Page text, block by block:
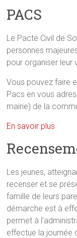
PACS
Le Pacte Civil de
personnes
pour organiser leur
Vous pouvez faire
Pacs en vous
mairie) de la
En savoir plus
Les jeunes,
recenser et se
famille de leurs
démarche est à
permet à
effectue la journée